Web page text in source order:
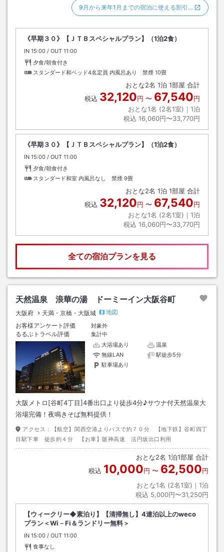
9月から来年1月までの宿泊に使える割引…
《早期３０》【ＪＴＢスペシャルプラン】（1泊2食）
IN チェックイン
15:00 / OUT チェックアウト
11:00
夕食/朝食付き
スタンダード和ベッド4名定員 内風呂あり 禁煙 10畳
おとな2名 1泊 1部屋 合計
税込 32,120円 〜 67,540円
おとな1名 (2名1室)｜ 1泊
税込 16,060円〜33,770円
《早期３０》【ＪＴＢスペシャルプラン】（1泊2食）
IN チェックイン
15:00 / OUT チェックアウト
11:00
夕食/朝食付き
スタンダード和室 内風呂なし 禁煙 9畳
おとな2名 1泊 1部屋 合計
税込 32,120円 〜 67,540円
おとな1名 (2名1室)｜ 1泊
税込 16,060円〜33,770円
全ての宿泊プランを見る
天然温泉 浪華の湯 ドーミーイン大阪谷町
大阪府 天満・京橋・大阪城
地図
お客様アンケート評価
対象外
るるぶトラベル評価
集計中
大浴場あり
温泉
無線LAN
駅徒歩5分
駐車場あり
大阪メトロ[谷町4丁目]4番出口より徒歩4分♪サウナ付天然温泉大
浴場完備！夜鳴きそば無料提供！
アクセス：
【航空】関西空港よりバスで約７０分 【地下鉄】谷町四丁
目駅下車 徒歩約４分 【お車】阪神高速 法円坂出口利用
おとな2名 1泊1部屋 合計
税込 10,000円 〜 62,500円
おとな1名 (2名1室)｜ 1泊
税込 5,000円〜31,250円
【ウィークリー◆素泊り】【清掃無し】4連泊以上のweco
プラン＜Wi－Fi＆ランドリー無料＞
IN チェックイン
15:00 / OUT チェックアウト
11:00
食事なし